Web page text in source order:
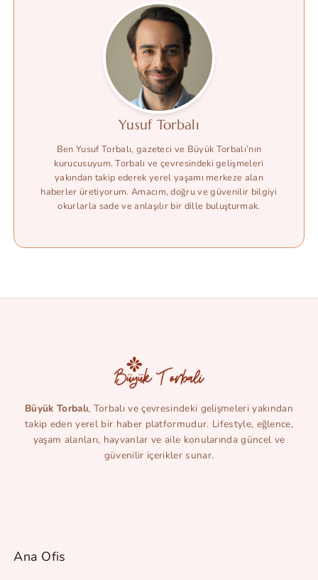
Yusuf Torbalı
Ben Yusuf Torbalı, gazeteci ve Büyük Torbalı’nın
kurucusuyum. Torbalı ve çevresindeki gelişmeleri
yakından takip ederek yerel yaşamı merkeze alan
haberler üretiyorum. Amacım, doğru ve güvenilir bilgiyi
okurlarla sade ve anlaşılır bir dille buluşturmak.
Büyük Torbalı, Torbalı ve çevresindeki gelişmeleri yakından
takip eden yerel bir haber platformudur. Lifestyle, eğlence,
yaşam alanları, hayvanlar ve aile konularında güncel ve
güvenilir içerikler sunar.
Ana Ofis